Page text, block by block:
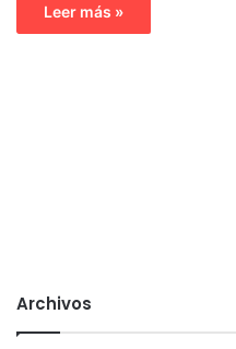
Leer más »
Archivos